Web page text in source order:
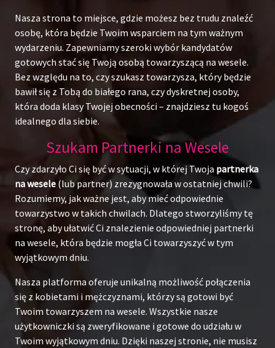
Nasza strona to miejsce, gdzie możesz bez trudu znaleźć
osobę, która będzie Twoim wsparciem na tym ważnym
wydarzeniu. Zapewniamy szeroki wybór kandydatów
gotowych stać się Twoją osobą towarzyszącą na wesele.
Bez względu na to, czy szukasz towarzysza, który będzie
bawił się z Tobą do białego rana, czy dyskretnej osoby,
która doda klasy Twojej obecności – znajdziesz tu kogoś
idealnego dla siebie.
Szukam Partnerki na Wesele
Czy zdarzyło Ci się być w sytuacji, w której Twoja partnerka
na wesele (lub partner) zrezygnowała w ostatniej chwili?
Rozumiemy, jak ważne jest, aby mieć odpowiednie
towarzystwo w takich chwilach. Dlatego stworzyliśmy tę
stronę, aby ułatwić Ci znalezienie odpowiedniej partnerki
na wesele, która będzie mogła Ci towarzyszyć w tym
wyjątkowym dniu.
Nasza platforma oferuje unikalną możliwość połączenia
się z kobietami i mężczyznami, którzy są gotowi być
Twoim towarzyszem na wesele. Wszystkie nasze
użytkowniczki są zweryfikowane i gotowe do udziału w
Twoim wyjątkowym dniu. Dzięki naszej stronie, nie musisz